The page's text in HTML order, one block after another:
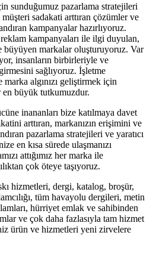
sunduğumuz pazarlama stratejileri
müşteri sadakati arttıran çözümler ve
kampanyalar hazırlıyoruz.
kampanyaları ile ilgi duyulan,
büyüyen markalar oluşturuyoruz. Var
insanların birbirleriyle ve
sağlıyoruz. İşletme
algınızı geliştirmek için
büyük tutkumuzdur.
inananları bize katılmaya davet
arttıran, markanızın erişimini ve
pazarlama stratejileri ve yaratıcı
en kısa sürede ulaşmanızı
attığımız her marka ile
çok öteye taşıyoruz.
hizmetleri, dergi, katalog, broşür,
tüm havayolu dergileri, metin
hürriyet emlak ve sahibinden
ve çok daha fazlasıyla tam hizmet
ürün ve hizmetleri yeni zirvelere